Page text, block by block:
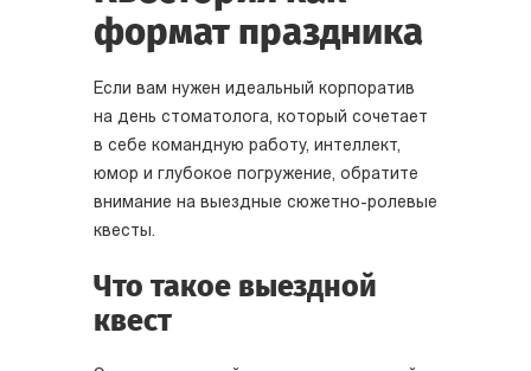
формат праздника
Если вам нужен идеальный корпоратив
на день стоматолога, который сочетает
в себе командную работу, интеллект,
юмор и глубокое погружение, обратите
внимание на выездные сюжетно-ролевые
квесты.
Что такое выездной
квест